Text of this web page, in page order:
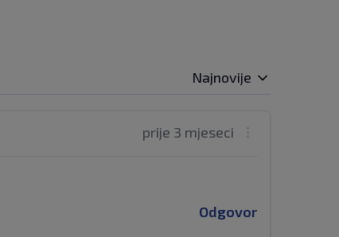
Najnovije
prije 3 mjeseci
Odgovor